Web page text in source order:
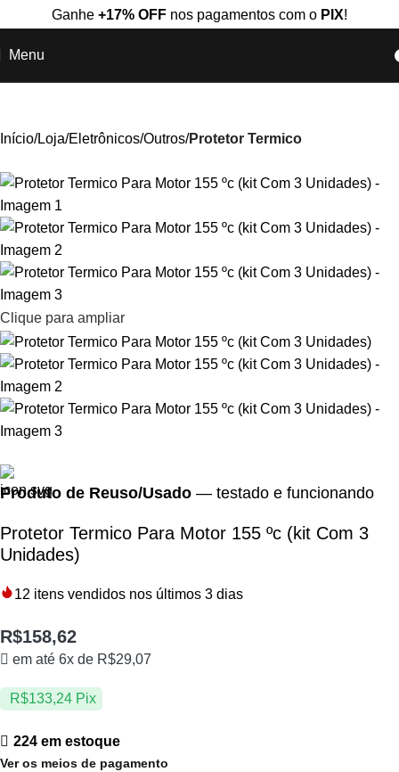
Ganhe +17% OFF nos pagamentos com o PIX!
Menu
Início Loja Eletrônicos Outros Protetor Termico
Clique para ampliar
Produto de Reuso/Usado — testado e funcionando
Protetor Termico Para Motor 155 ºc (kit Com 3
Unidades)
12 itens vendidos nos últimos 3 dias
R$158,62
em até 6x de R$29,07
R$133,24 Pix
224 em estoque
Ver os meios de pagamento